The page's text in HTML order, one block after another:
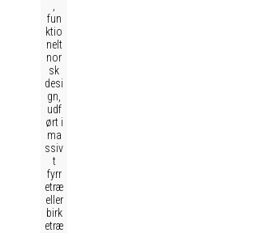
fun
ktio
nelt
nor
sk
desi
gn,
udf
ørt i
ma
ssiv
t
fyrr
etræ
eller
birk
etræ